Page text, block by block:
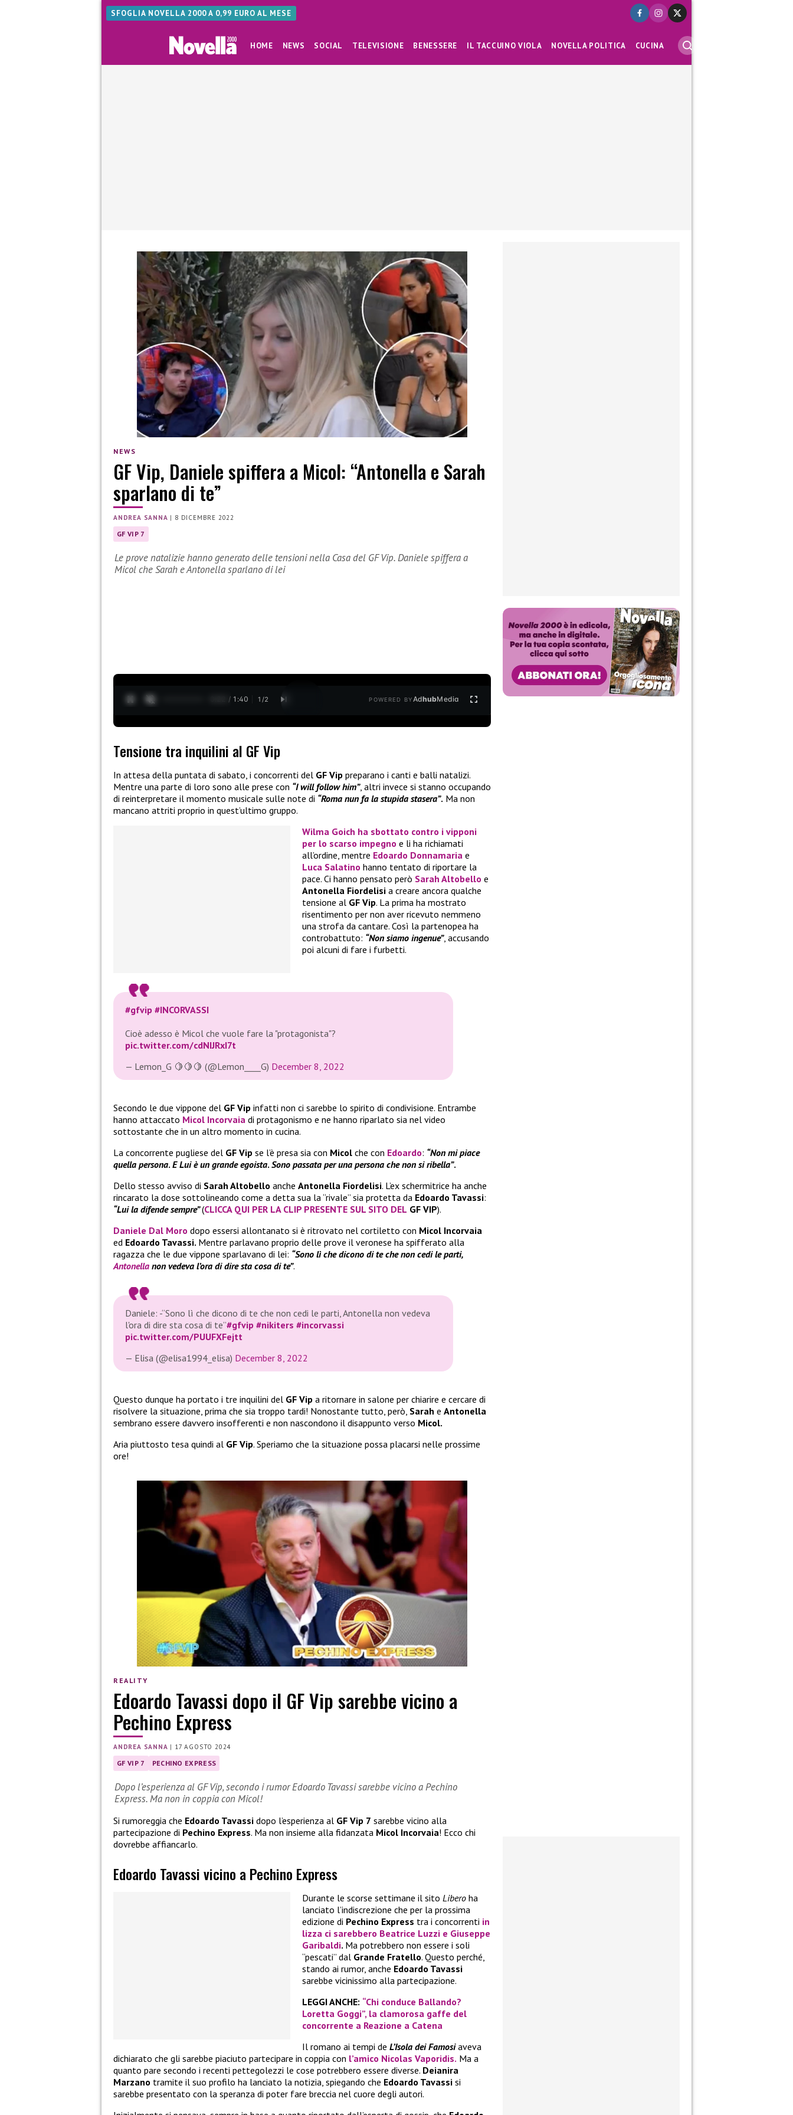
SFOGLIA NOVELLA 2000 A 0,99 EURO AL MESE
HOME NEWS SOCIAL TELEVISIONE BENESSERE IL TACCUINO VIOLA NOVELLA POLITICA CUCINA
NEWS
GF Vip, Daniele spiffera a Micol: “Antonella e Sarah
sparlano di te”
ANDREA SANNA | 8 DICEMBRE 2022
GF VIP 7
Le prove natalizie hanno generato delle tensioni nella Casa del GF Vip. Daniele spiffera a
Micol che Sarah e Antonella sparlano di lei
0:23 / 1:40 1 /2 POWERED BYAdhubMedia
Tensione tra inquilini al GF Vip
In attesa della puntata di sabato, i concorrenti del GF Vip preparano i canti e balli natalizi.
Mentre una parte di loro sono alle prese con “I will follow him”, altri invece si stanno occupando
di reinterpretare il momento musicale sulle note di “Roma nun fa la stupida stasera”. Ma non
mancano attriti proprio in quest’ultimo gruppo.
Wilma Goich ha sbottato contro i vipponi
per lo scarso impegno e li ha richiamati
all’ordine, mentre Edoardo Donnamaria e
Luca Salatino hanno tentato di riportare la
pace. Ci hanno pensato però Sarah Altobello e
Antonella Fiordelisi a creare ancora qualche
tensione al GF Vip. La prima ha mostrato
risentimento per non aver ricevuto nemmeno
una strofa da cantare. Così la partenopea ha
controbattuto: “Non siamo ingenue”, accusando
poi alcuni di fare i furbetti.
#gfvip #INCORVASSI
Cioè adesso è Micol che vuole fare la "protagonista"?
pic.twitter.com/cdNIJRxI7t
— Lemon_G 🍋🍋🍋 (@Lemon____G) December 8, 2022
Secondo le due vippone del GF Vip infatti non ci sarebbe lo spirito di condivisione. Entrambe
hanno attaccato Micol Incorvaia di protagonismo e ne hanno riparlato sia nel video
sottostante che in un altro momento in cucina.
La concorrente pugliese del GF Vip se l’è presa sia con Micol che con Edoardo: “Non mi piace
quella persona. E Lui è un grande egoista. Sono passata per una persona che non si ribella”.
Dello stesso avviso di Sarah Altobello anche Antonella Fiordelisi. L’ex schermitrice ha anche
rincarato la dose sottolineando come a detta sua la “rivale” sia protetta da Edoardo Tavassi:
“Lui la difende sempre”(CLICCA QUI PER LA CLIP PRESENTE SUL SITO DEL GF VIP).
Daniele Dal Moro dopo essersi allontanato si è ritrovato nel cortiletto con Micol Incorvaia
ed Edoardo Tavassi. Mentre parlavano proprio delle prove il veronese ha spifferato alla
ragazza che le due vippone sparlavano di lei: “Sono lì che dicono di te che non cedi le parti,
Antonella non vedeva l’ora di dire sta cosa di te”.
Daniele: -“Sono lì che dicono di te che non cedi le parti, Antonella non vedeva
l'ora di dire sta cosa di te”#gfvip #nikiters #incorvassi
pic.twitter.com/PUUFXFejtt
— Elisa (@elisa1994_elisa) December 8, 2022
Questo dunque ha portato i tre inquilini del GF Vip a ritornare in salone per chiarire e cercare di
risolvere la situazione, prima che sia troppo tardi! Nonostante tutto, però, Sarah e Antonella
sembrano essere davvero insofferenti e non nascondono il disappunto verso Micol.
Aria piuttosto tesa quindi al GF Vip. Speriamo che la situazione possa placarsi nelle prossime
ore!
REALITY
Edoardo Tavassi dopo il GF Vip sarebbe vicino a
Pechino Express
ANDREA SANNA | 17 AGOSTO 2024
GF VIP 7 PECHINO EXPRESS
Dopo l’esperienza al GF Vip, secondo i rumor Edoardo Tavassi sarebbe vicino a Pechino
Express. Ma non in coppia con Micol!
Si rumoreggia che Edoardo Tavassi dopo l’esperienza al GF Vip 7 sarebbe vicino alla
partecipazione di Pechino Express. Ma non insieme alla fidanzata Micol Incorvaia! Ecco chi
dovrebbe affiancarlo.
Edoardo Tavassi vicino a Pechino Express
Durante le scorse settimane il sito Libero ha
lanciato l’indiscrezione che per la prossima
edizione di Pechino Express tra i concorrenti in
lizza ci sarebbero Beatrice Luzzi e Giuseppe
Garibaldi. Ma potrebbero non essere i soli
“pescati” dal Grande Fratello. Questo perché,
stando ai rumor, anche Edoardo Tavassi
sarebbe vicinissimo alla partecipazione.
LEGGI ANCHE: “Chi conduce Ballando?
Loretta Goggi”, la clamorosa gaffe del
concorrente a Reazione a Catena
Il romano ai tempi de L’Isola dei Famosiaveva
dichiarato che gli sarebbe piaciuto partecipare in coppia con l’amico Nicolas Vaporidis. Ma a
quanto pare secondo i recenti pettegolezzi le cose potrebbero essere diverse. Deianira
Marzano tramite il suo profilo ha lanciato la notizia, spiegando che Edoardo Tavassi si
sarebbe presentato con la speranza di poter fare breccia nel cuore degli autori.